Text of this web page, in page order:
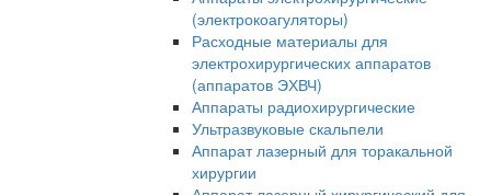
(электрокоагуляторы)
Расходные материалы для
электрохирургических аппаратов
(аппаратов ЭХВЧ)
Аппараты радиохирургические
Ультразвуковые скальпели
Аппарат лазерный для торакальной
хирургии